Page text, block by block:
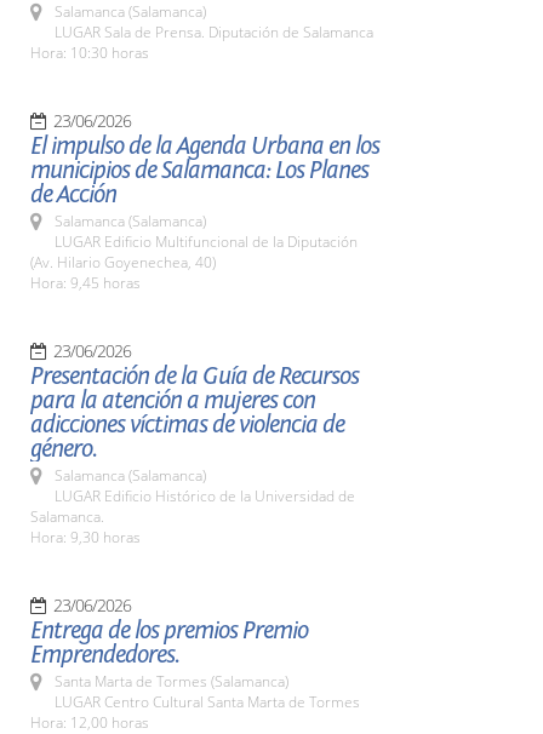
Salamanca (Salamanca)
LUGAR Sala de Prensa. Diputación de Salamanca
Hora: 10:30 horas
23/06/2026
El impulso de la Agenda Urbana en los
municipios de Salamanca: Los Planes
de Acción
Salamanca (Salamanca)
LUGAR Edificio Multifuncional de la Diputación
(Av. Hilario Goyenechea, 40)
Hora: 9,45 horas
23/06/2026
Presentación de la Guía de Recursos
para la atención a mujeres con
adicciones víctimas de violencia de
género.
Salamanca (Salamanca)
LUGAR Edificio Histórico de la Universidad de
Salamanca.
Hora: 9,30 horas
23/06/2026
Entrega de los premios Premio
Emprendedores.
Santa Marta de Tormes (Salamanca)
LUGAR Centro Cultural Santa Marta de Tormes
Hora: 12,00 horas